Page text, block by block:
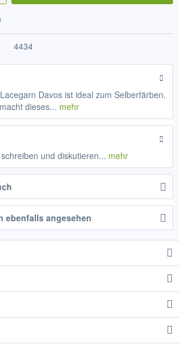
4434
Davos ist ideal zum Selberfärben.
dieses... mehr
und diskutieren... mehr
ebenfalls angesehen